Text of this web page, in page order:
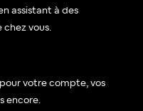
assistant à des
chez vous.
votre compte, vos
encore.